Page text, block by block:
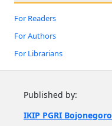
For Readers
For Authors
For Librarians
Published by:
IKIP PGRI Bojonegoro